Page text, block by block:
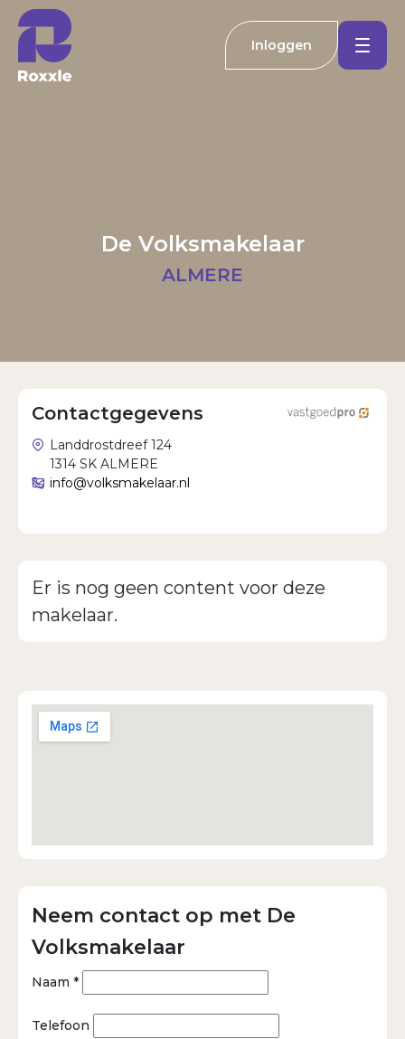
Wachtwoord vergeten?
Inloggen
De Volksmakelaar
ALMERE
Contactgegevens
Landdrostdreef 124
1314 SK ALMERE
info@volksmakelaar.nl
Er is nog geen content voor deze
makelaar.
Neem contact op met De
Volksmakelaar
Naam *
Telefoon